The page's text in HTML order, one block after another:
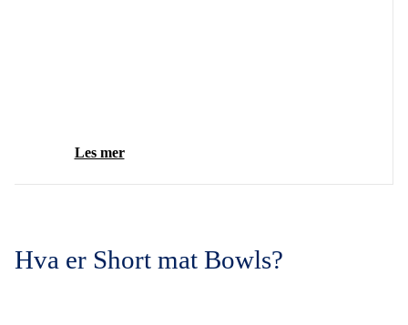
Les mer
Hva er Short mat Bowls?